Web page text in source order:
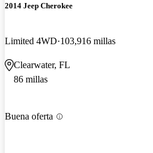
2014 Jeep Cherokee
Limited 4WD 103,916 millas
Clearwater, FL
86 millas
Buena oferta